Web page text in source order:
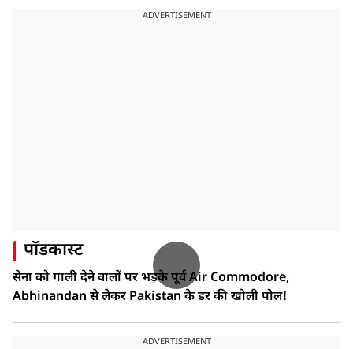
ADVERTISEMENT
पॉडकास्ट
सेना को गाली देने वालों पर भड़के पूर्व Air Commodore,
Abhinandan से लेकर Pakistan के डर की खोली पोल!
ADVERTISEMENT